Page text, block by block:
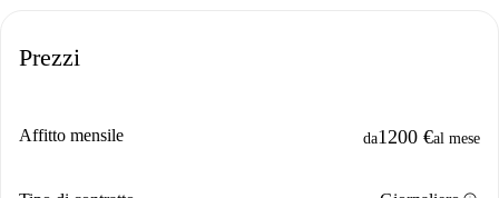
Prezzi
Affitto mensile da1200 €al mese